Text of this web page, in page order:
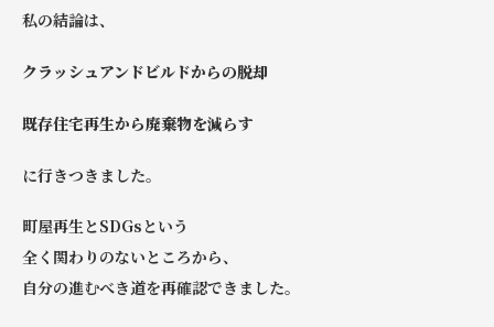
私の結論は、
クラッシュアンドビルドからの脱却
既存住宅再生から廃棄物を減らす
に行きつきました。
町屋再生とSDGsという
全く関わりのないところから、
自分の進むべき道を再確認できました。